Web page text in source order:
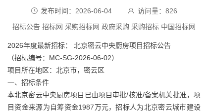
发布时间：2026-06-04 访问量： 826
招标公告 招标网 采购招标网 政府采购 采购招标 中国招标网
2026年度最新招标： 北京密云中央厨房项目招标公告
（招标编号：MC-SG-2026-06-02）
项目所在地区：北京市，密云区
一、招标条件
本北京密云中央厨房项目已由项目审批/核准/备案机关批准，项
目资金来源为自筹资金1987万元，招标人为北京密云城市建设